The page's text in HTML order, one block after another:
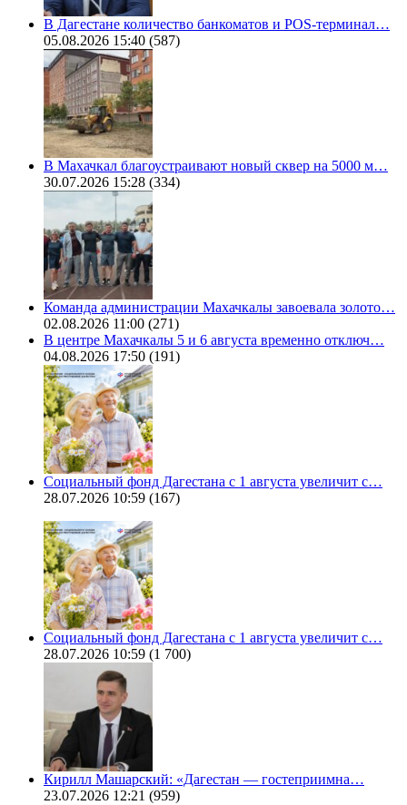
В Дагестане количество банкоматов и POS-терминал…
05.08.2026 15:40 (587)
В Махачкал благоустраивают новый сквер на 5000 м…
30.07.2026 15:28 (334)
Команда администрации Махачкалы завоевала золото…
02.08.2026 11:00 (271)
В центре Махачкалы 5 и 6 августа временно отключ…
04.08.2026 17:50 (191)
Социальный фонд Дагестана с 1 августа увеличит с…
28.07.2026 10:59 (167)
Социальный фонд Дагестана с 1 августа увеличит с…
28.07.2026 10:59 (1 700)
Кирилл Машарский: «Дагестан — гостеприимна…
23.07.2026 12:21 (959)